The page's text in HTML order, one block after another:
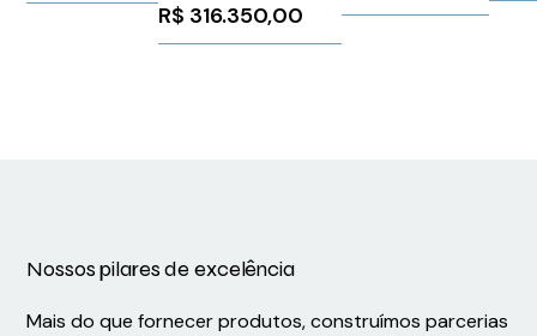
6SL32203YE640CF0
R$ 316.350,00
Nossos pilares de excelência
Mais do que fornecer produtos, construímos parcerias